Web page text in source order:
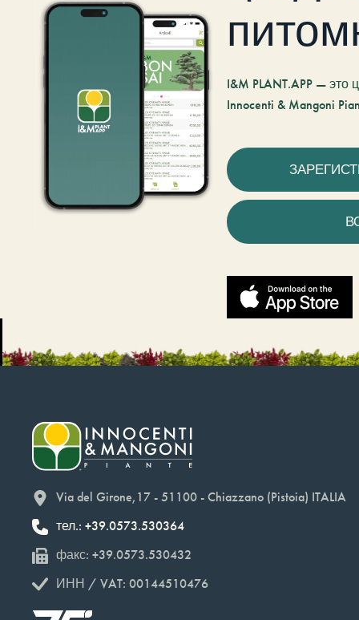
I&M PLANT.APP —
Innocenti & Mangoni
Via del Girone,17 - 51100 - Chiazzano (Pistoia) ITALIA
тел.: +39.0573.530364
факс: +39.0573.530432
ИНН / VAT: 00144510476